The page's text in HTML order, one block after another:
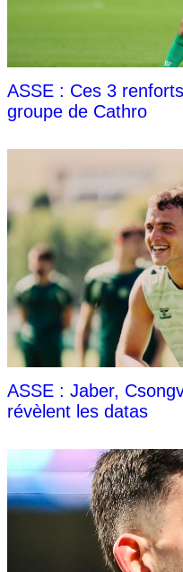
ASSE : Ces 3
groupe de Cathro
ASSE : Jaber,
révèlent les datas